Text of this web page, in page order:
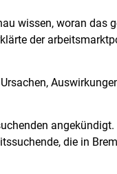
wissen, woran das
der
angekündigt.
die in